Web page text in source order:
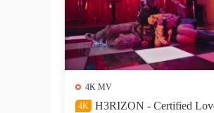
4K MV
4K
H3RIZON - Certified